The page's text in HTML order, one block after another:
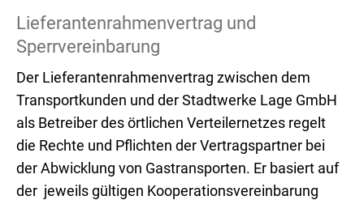
Lieferantenrahmenvertrag und
Sperrvereinbarung
Der Lieferantenrahmenvertrag zwischen dem
Transportkunden und der Stadtwerke Lage GmbH
als Betreiber des örtlichen Verteilernetzes regelt
die Rechte und Pflichten der Vertragspartner bei
der Abwicklung von Gastransporten. Er basiert auf
der jeweils gültigen Kooperationsvereinbarung